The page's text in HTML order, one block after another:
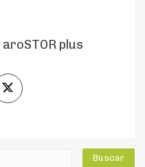
aroSTOR plus